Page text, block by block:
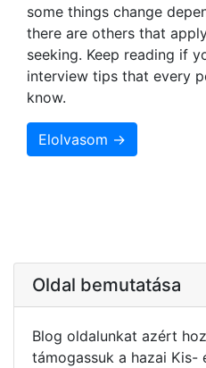
some things change
there are others that
seeking. Keep reading if
interview tips that every
know.
Elolvasom →
Oldal bemutatása
Blog oldalunkat azért
támogassuk a hazai Kis-